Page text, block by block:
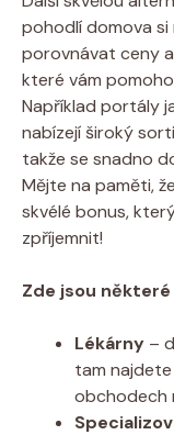
pohodlí domova
porovnávat ceny
které vám
Například portály
nabízejí široký
takže se snadno
Mějte na paměti,
skvélé bonus,
zpříjemnit!
Zde jsou
Lékárny –
tam
obchodech